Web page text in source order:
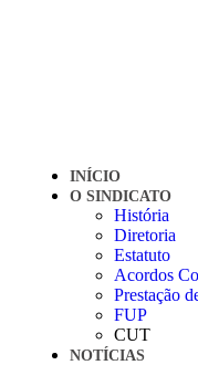
INÍCIO
O SINDICATO
História
Diretoria
Estatuto
Acordos
Prestação
FUP
CUT
NOTÍCIAS